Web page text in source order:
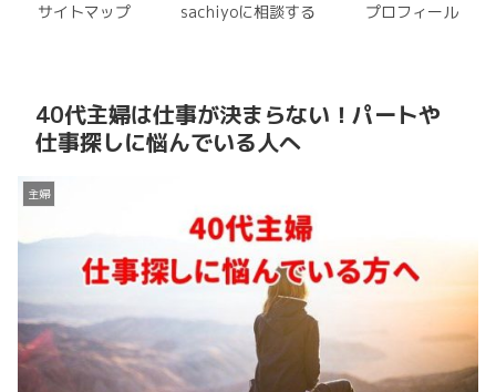
サイトマップ sachiyoに相談する プロフィール
40代主婦は仕事が決まらない！パートや
仕事探しに悩んでいる人へ
主婦